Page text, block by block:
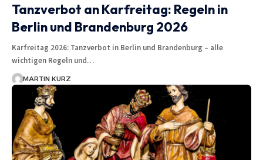
Tanzverbot an Karfreitag: Regeln in
Berlin und Brandenburg 2026
Karfreitag 2026: Tanzverbot in Berlin und Brandenburg – alle
wichtigen Regeln und…
MARTIN KURZ